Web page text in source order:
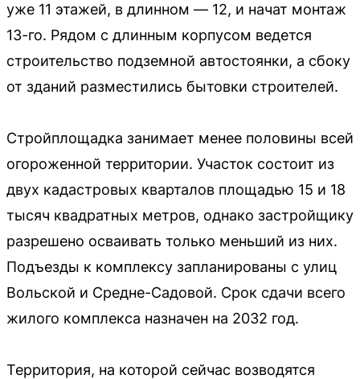
уже 11 этажей, в длинном — 12, и начат монтаж
13-го. Рядом с длинным корпусом ведется
строительство подземной автостоянки, а сбоку
от зданий разместились бытовки строителей.
Стройплощадка занимает менее половины всей
огороженной территории. Участок состоит из
двух кадастровых кварталов площадью 15 и 18
тысяч квадратных метров, однако застройщику
разрешено осваивать только меньший из них.
Подъезды к комплексу запланированы с улиц
Вольской и Средне-Садовой. Срок сдачи всего
жилого комплекса назначен на 2032 год.
Территория, на которой сейчас возводятся